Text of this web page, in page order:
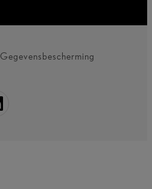
Gegevensbescherming